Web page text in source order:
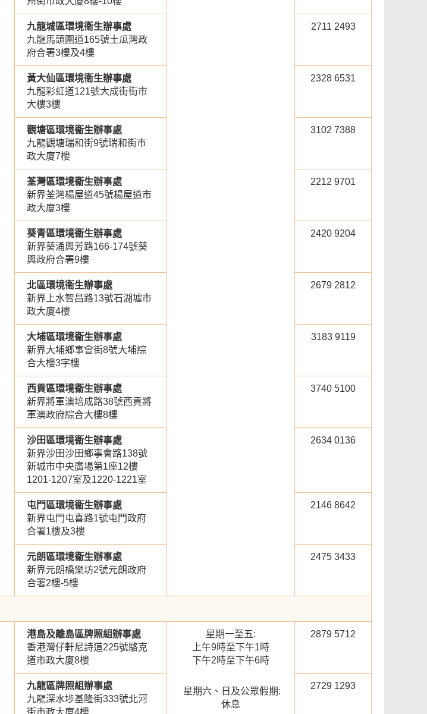
九龍城區環境衞生辦事處
九龍馬頭圍道165號土瓜灣政
府合署3樓及4樓
2711 2493
黃大仙區環境衞生辦事處
九龍彩虹道121號大成街街市
大樓3樓
2328 6531
觀塘區環境衞生辦事處
九龍觀塘瑞和街9號瑞和街市
政大廈7樓
3102 7388
荃灣區環境衞生辦事處
新界荃灣楊屋道45號楊屋道市
政大廈3樓
2212 9701
葵青區環境衞生辦事處
新界葵涌興芳路166-174號葵
興政府合署9樓
2420 9204
北區環境衞生辦事處
新界上水智昌路13號石湖墟市
政大廈4樓
2679 2812
大埔區環境衞生辦事處
新界大埔鄉事會街8號大埔綜
合大樓3字樓
3183 9119
西貢區環境衞生辦事處
新界將軍澳培成路38號西貢將
軍澳政府綜合大樓8樓
3740 5100
沙田區環境衞生辦事處
新界沙田沙田鄉事會路138號
新城市中央廣場第1座12樓
1201-1207室及1220-1221室
2634 0136
屯門區環境衞生辦事處
新界屯門屯喜路1號屯門政府
合署1樓及3樓
2146 8642
元朗區環境衞生辦事處
新界元朗橋樂坊2號元朗政府
合署2樓-5樓
2475 3433
港島及離島區牌照組辦事處
香港灣仔軒尼詩道225號駱克
道市政大廈8樓
星期一至五:
上午9時至下午1時
下午2時至下午6時
星期六、日及公眾假期:
休息
2879 5712
九龍區牌照組辦事處
九龍深水埗基隆街333號北河
街市政大廈4樓
2729 1293